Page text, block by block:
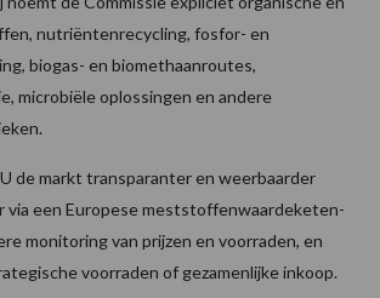
nutriëntenrecycling, fosfor- en
biogas- en biomethaanroutes,
microbiële oplossingen en andere
de markt transparanter en weerbaarder
via een Europese meststoffenwaardeketen-
monitoring van prijzen en voorraden, en
voorraden of gezamenlijke inkoop.